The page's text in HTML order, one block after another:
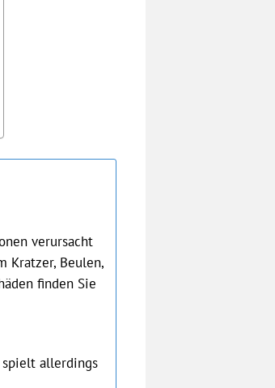
verursacht
Kratzer, Beulen,
finden Sie
spielt allerdings